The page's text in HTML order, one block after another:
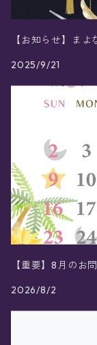
【お知らせ】ま
2025/9/21
【重要】8月のお
2026/8/2